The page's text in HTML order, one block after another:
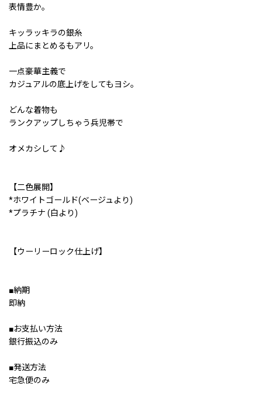
表情豊か。
キッラッキラの銀糸
上品にまとめるもアリ。
一点豪華主義で
カジュアルの底上げをしてもヨシ。
どんな着物も
ランクアップしちゃう兵児帯で
オメカシして♪
【二色展開】
*ホワイトゴールド(ベージュより)
*プラチナ (白より)
【ウーリーロック仕上げ】
■納期
即納
■お支払い方法
銀行振込のみ
■発送方法
宅急便のみ